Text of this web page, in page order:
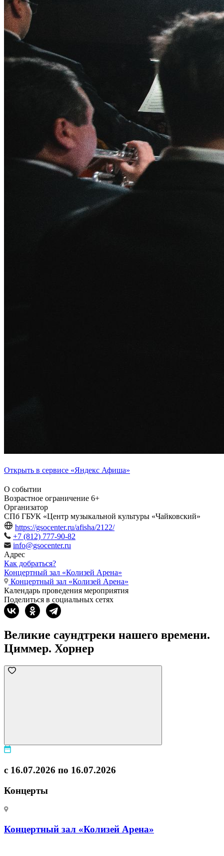
Открыть в сервисе «Яндекс Афиша»
О событии
Возрастное ограничение 6+
Организатор
СПб ГБУК «Центр музыкальной культуры «Чайковский»
https://gsocenter.ru/afisha/2122/
+7 (812) 777-90-82
info@gsocenter.ru
Адрес
Как добраться?
Концертный зал «Колизей Арена»
Концертный зал «Колизей Арена»
Календарь проведения мероприятия
Поделиться в социальных сетях
Великие саундтреки нашего времени.
Циммер. Хорнер
с 16.07.2026 по 16.07.2026
Концерты
Концертный зал «Колизей Арена»